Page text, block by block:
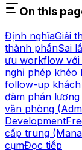
On this
Định nghĩaGiải
thành phầnSai
ưu workflow
nghỉ phép khéo
follow-up khách
đàm phán
văn phòng
Development
cấp trung
cụmĐọc tiếp